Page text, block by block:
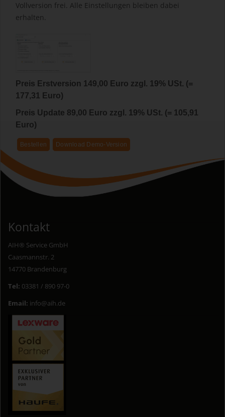
Vollversion frei. Alle Einstellungen bleiben dabei
erhalten.
Preis Erstversion 149,00 Euro zzgl. 19% USt. (=
177,31 Euro)
Preis Update 89,00 Euro zzgl. 19% USt. (= 105,91
Euro)
Bestellen Download Demo-Version
Kontakt
AIH® Service GmbH
Caasmannstr. 2
14770 Brandenburg
Tel: 03381 / 890 97-0
Email: info@aih.de